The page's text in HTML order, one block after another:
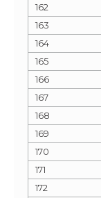
162
163
164
165
166
167
168
169
170
171
172